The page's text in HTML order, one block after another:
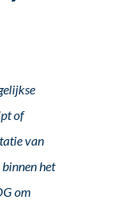
of
van
het
om